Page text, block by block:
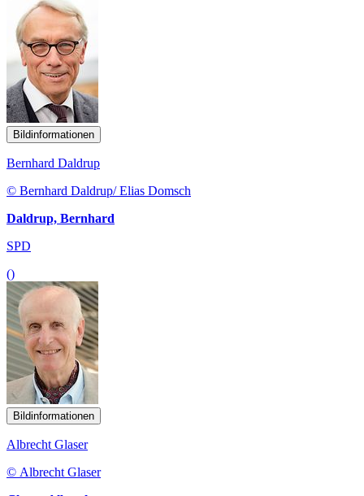
Bildinformationen
Bernhard Daldrup
© Bernhard Daldrup/ Elias Domsch
Daldrup, Bernhard
SPD
()
Bildinformationen
Albrecht Glaser
© Albrecht Glaser